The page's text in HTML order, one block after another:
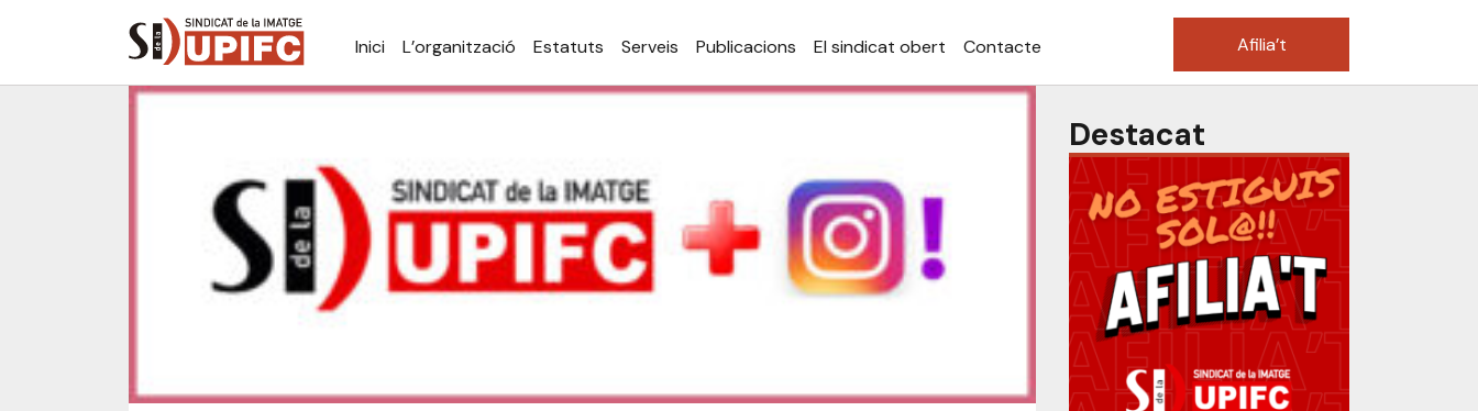
Inici L’organització Estatuts Serveis Publicacions El sindicat obert Contacte Afilia’t
Destacat